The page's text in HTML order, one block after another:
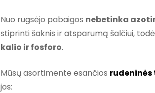
Nuo rugsėjo pabaigos nebetinka
stiprinti šaknis ir atsparumą šalčiui,
kalio ir fosforo.
Mūsų asortimente esančios rudeninės
jos: